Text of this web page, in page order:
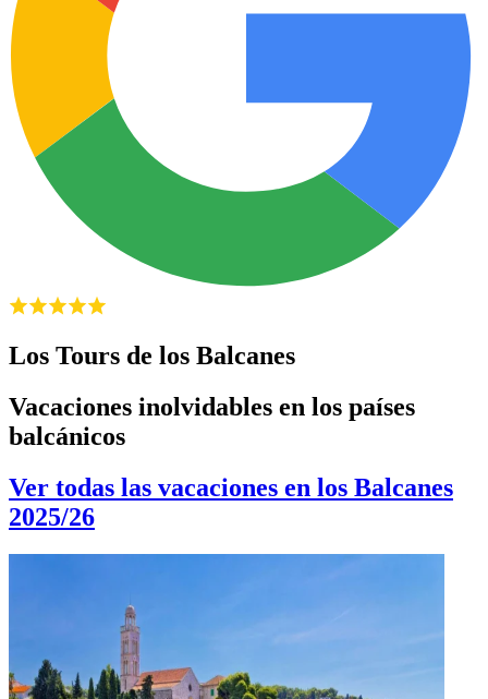
Los Tours de los Balcanes
Vacaciones inolvidables en los países
balcánicos
Ver todas las vacaciones en los Balcanes
2025/26